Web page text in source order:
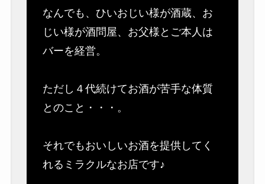
なんでも、ひいおじい様が酒蔵、お
じい様が酒問屋、お父様とご本人は
バーを経営。
ただし４代続けてお酒が苦手な体質
とのこと・・・。
それでもおいしいお酒を提供してく
れるミラクルなお店です♪